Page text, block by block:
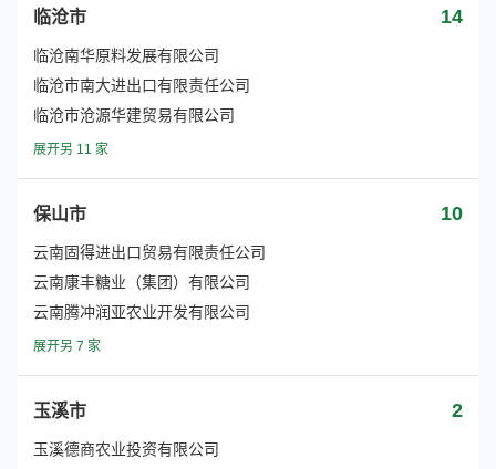
临沧市 14
临沧南华原料发展有限公司
临沧市南大进出口有限责任公司
临沧市沧源华建贸易有限公司
展开另 11 家
保山市 10
云南固得进出口贸易有限责任公司
云南康丰糖业（集团）有限公司
云南腾冲润亚农业开发有限公司
展开另 7 家
玉溪市 2
玉溪德商农业投资有限公司